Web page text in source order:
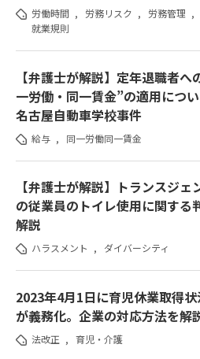
労働時間 , 労務リスク , 労務管理 ,
就業規則
【弁護士が解説】定年退職者へ
一労働・同一賃金”の適用につ
名古屋自動車学校事件
給与 , 同一労働同一賃金
【弁護士が解説】トランスジェ
の従業員のトイレ使用に関する
解説
ハラスメント , ダイバーシティ
2023年4月1日に育児休業取得
が義務化。企業の対応方法を解
法改正 , 育児・介護